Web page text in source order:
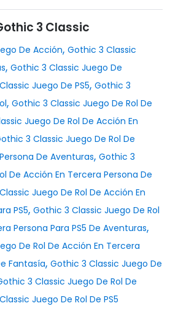
3 Classic
De Acción, Gothic 3 Classic
, Gothic 3 Classic Juego De
Juego De PS5, Gothic 3
, Gothic 3 Classic Juego De Rol De
Juego De Rol De Acción En
3 Classic Juego De Rol De
De Aventuras, Gothic 3
De Acción En Tercera Persona De
Juego De Rol De Acción En
PS5, Gothic 3 Classic Juego De Rol
Persona Para PS5 De Aventuras,
De Rol De Acción En Tercera
Fantasía, Gothic 3 Classic Juego De
3 Classic Juego De Rol De
Juego De Rol De PS5